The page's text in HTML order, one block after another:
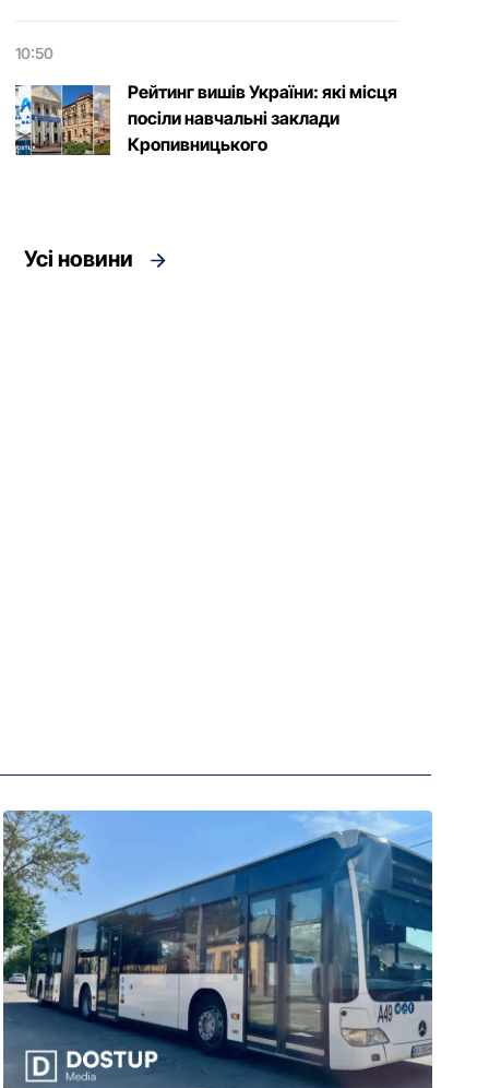
10:50
Рейтинг вишів України: які місця
посіли навчальні заклади
Кропивницького
Усі новини